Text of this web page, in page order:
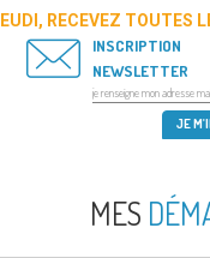
RECEVEZ TOUTES
INSCRIPTION
NEWSLETTER
MES